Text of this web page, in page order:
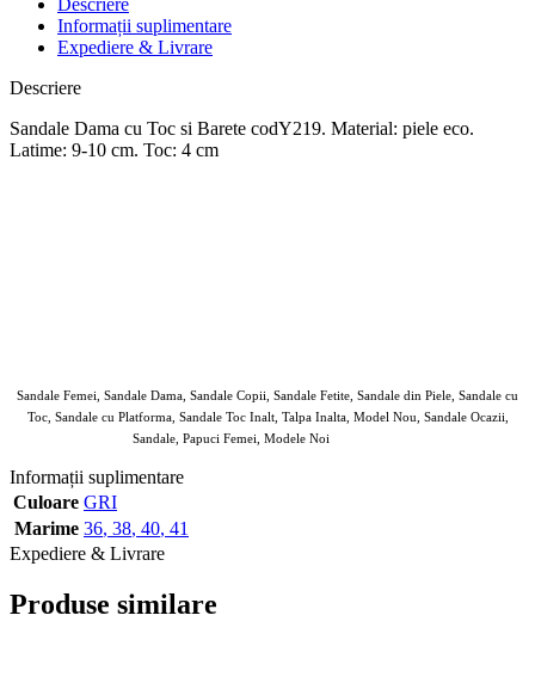
Descriere
Informații suplimentare
Expediere & Livrare
Descriere
Sandale Dama cu Toc si Barete codY219. Material: piele eco.
Latime: 9-10 cm. Toc: 4 cm
Sandale Femei, Sandale Dama, Sandale Copii, Sandale Fetite, Sandale din Piele, Sandale cu
Toc, Sandale cu Platforma, Sandale Toc Inalt, Talpa Inalta, Model Nou, Sandale Ocazii,
Sandale, Papuci Femei, Modele Noi
Informații suplimentare
Culoare GRI
Marime 36, 38, 40, 41
Expediere & Livrare
Produse similare